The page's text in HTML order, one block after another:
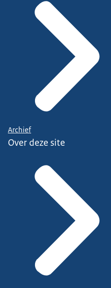
Archief
Over deze site